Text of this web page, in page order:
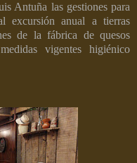
Antuña las gestiones para
excursión anual a tierras
de la fábrica de quesos
vigentes higiénico